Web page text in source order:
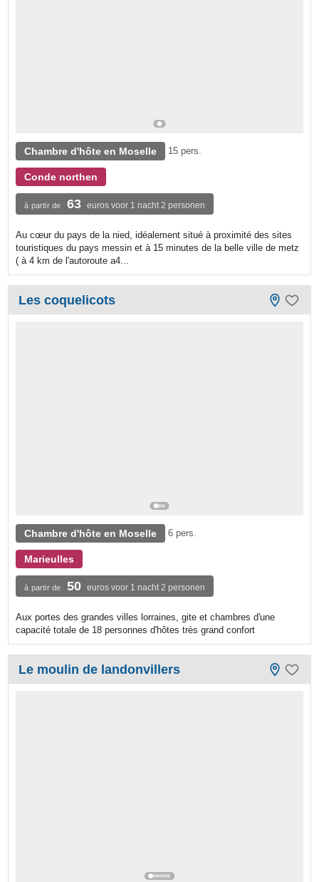
Chambre d'hôte en Moselle 15 pers.
Conde northen
à partir de 63 euros voor 1 nacht 2 personen
Au cœur du pays de la nied, idéalement situé à proximité des sites
touristiques du pays messin et à 15 minutes de la belle ville de metz
( à 4 km de l'autoroute a4...
Les coquelicots
Chambre d'hôte en Moselle 6 pers.
Marieulles
à partir de 50 euros voor 1 nacht 2 personen
Aux portes des grandes villes lorraines, gite et chambres d'une
capacité totale de 18 personnes d'hôtes très grand confort
Le moulin de landonvillers